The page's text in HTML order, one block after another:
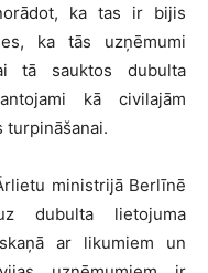
ka tas ir bijis
ka tās uzņēmumi
tā sauktos dubulta
kā civilajām
turpināšanai.
ministrijā Berlīnē
dubulta lietojuma
ar likumiem un